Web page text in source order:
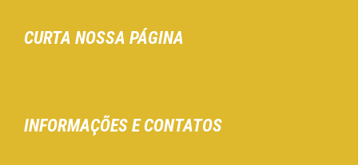
CURTA NOSSA PÁGINA
INFORMAÇÕES E CONTATOS